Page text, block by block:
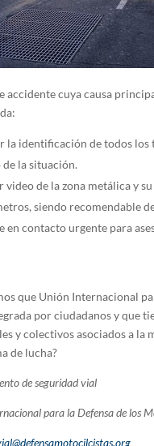
accidente cuya causa
la identificación de todos
de la situación.
video de la zona metálica y
siendo recomendable
en contacto urgente para
que Unión Internacional
por ciudadanos y que
y colectivos asociados a la
de lucha?
de seguridad vial
para la Defensa de los